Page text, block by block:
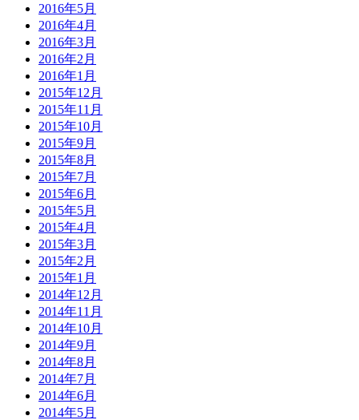
2016年5月
2016年4月
2016年3月
2016年2月
2016年1月
2015年12月
2015年11月
2015年10月
2015年9月
2015年8月
2015年7月
2015年6月
2015年5月
2015年4月
2015年3月
2015年2月
2015年1月
2014年12月
2014年11月
2014年10月
2014年9月
2014年8月
2014年7月
2014年6月
2014年5月